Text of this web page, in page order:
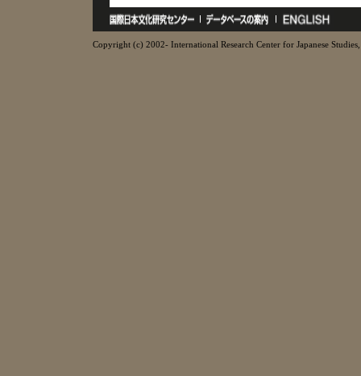
Copyright (c) 2002- International Research Center for Japanese